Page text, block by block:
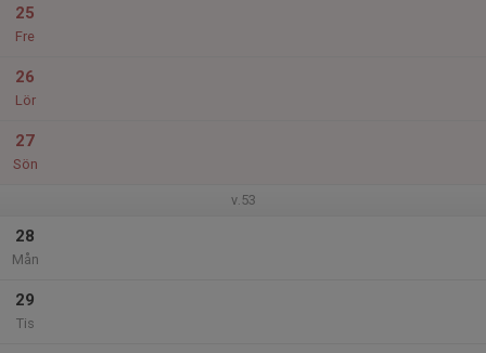
25
Fre
26
Lör
27
Sön
v.53
28
Mån
29
Tis